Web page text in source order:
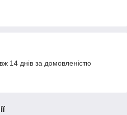
14 днів за домовленістю